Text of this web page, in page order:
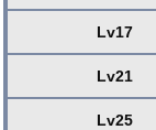
Lv17
Lv21
Lv25